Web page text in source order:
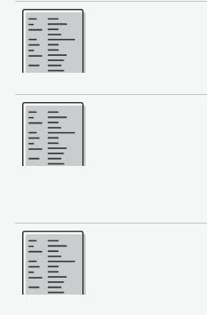
Więcej
Więcej
Więcej